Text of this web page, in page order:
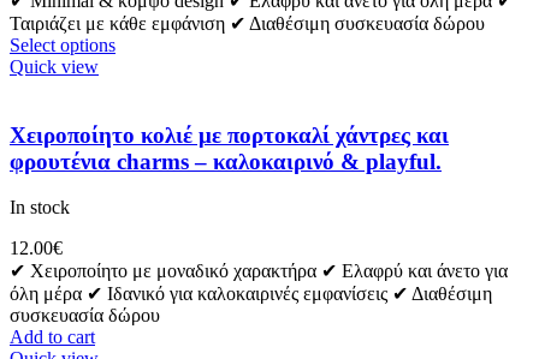
Ταιριάζει με κάθε εμφάνιση ✔ Διαθέσιμη συσκευασία δώρου
Select options
Quick view
Χειροποίητο κολιέ με πορτοκαλί χάντρες και
φρουτένια charms – καλοκαιρινό & playful.
In stock
12.00€
✔ Χειροποίητο με μοναδικό χαρακτήρα ✔ Ελαφρύ και άνετο για
όλη μέρα ✔ Ιδανικό για καλοκαιρινές εμφανίσεις ✔ Διαθέσιμη
συσκευασία δώρου
Add to cart